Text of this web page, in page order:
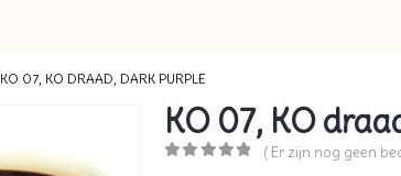
KO 07, KO DRAAD, DARK PURPLE
KO 07, KO
( Er zijn nog geen